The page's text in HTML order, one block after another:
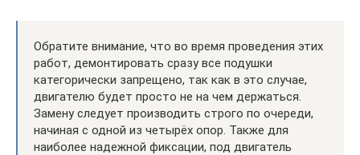
Обратите внимание, что во время проведения этих
работ, демонтировать сразу все подушки
категорически запрещено, так как в это случае,
двигателю будет просто не на чем держаться.
Замену следует производить строго по очереди,
начиная с одной из четырёх опор. Также для
наиболее надежной фиксации, под двигатель